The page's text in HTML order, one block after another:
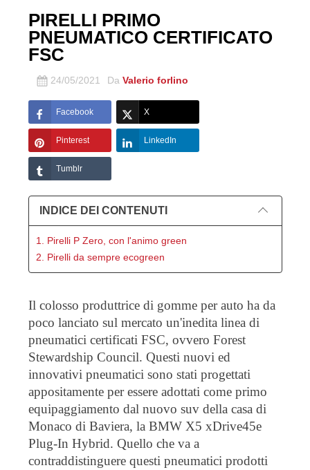
PIRELLI PRIMO
PNEUMATICO CERTIFICATO
FSC
24/05/2021 Da Valerio forlino
Facebook X
Pinterest LinkedIn
Tumblr
INDICE DEI CONTENUTI
1. Pirelli P Zero, con l'animo green
2. Pirelli da sempre ecogreen
Il colosso produttrice di gomme per auto ha da
poco lanciato sul mercato un'inedita linea di
pneumatici certificati FSC, ovvero Forest
Stewardship Council. Questi nuovi ed
innovativi pneumatici sono stati progettati
appositamente per essere adottati come primo
equipaggiamento dal nuovo suv della casa di
Monaco di Baviera, la BMW X5 xDrive45e
Plug-In Hybrid. Quello che va a
contraddistinguere questi pneumatici prodotti